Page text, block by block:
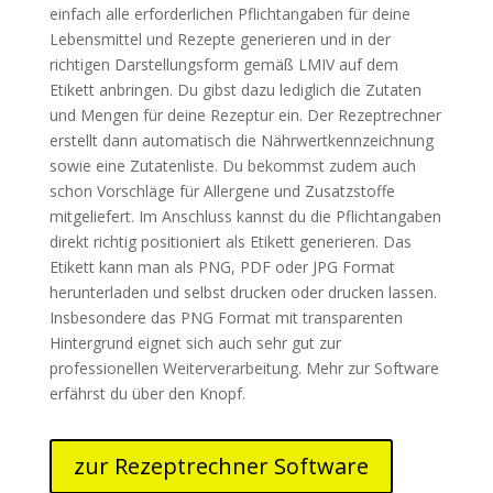
einfach alle erforderlichen Pflichtangaben für deine
Lebensmittel und Rezepte generieren und in der
richtigen Darstellungsform gemäß LMIV auf dem
Etikett anbringen. Du gibst dazu lediglich die Zutaten
und Mengen für deine Rezeptur ein. Der Rezeptrechner
erstellt dann automatisch die Nährwertkennzeichnung
sowie eine Zutatenliste. Du bekommst zudem auch
schon Vorschläge für Allergene und Zusatzstoffe
mitgeliefert. Im Anschluss kannst du die Pflichtangaben
direkt richtig positioniert als Etikett generieren. Das
Etikett kann man als PNG, PDF oder JPG Format
herunterladen und selbst drucken oder drucken lassen.
Insbesondere das PNG Format mit transparenten
Hintergrund eignet sich auch sehr gut zur
professionellen Weiterverarbeitung. Mehr zur Software
erfährst du über den Knopf.
zur Rezeptrechner Software